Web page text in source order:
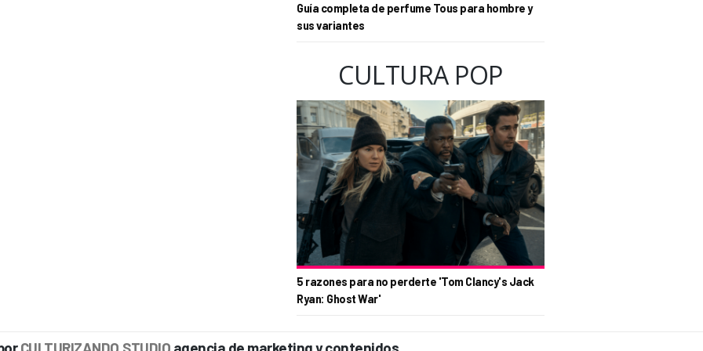
Guía completa de perfume Tous para hombre y
sus variantes
CULTURA POP
5 razones para no perderte 'Tom Clancy's Jack
Ryan: Ghost War'